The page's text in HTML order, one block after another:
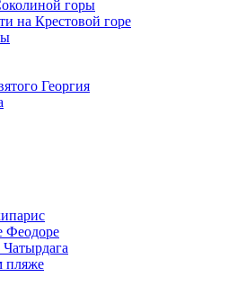
горы
на Крестовой горе
Георгия
Феодоре
пляже